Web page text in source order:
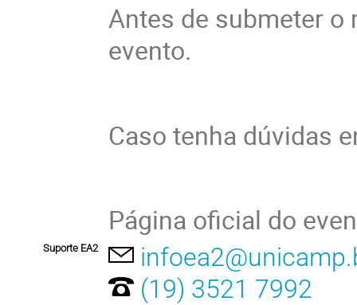
Antes de submeter
evento.
Caso tenha dúvidas
Página oficial do
Suporte EA2
(19) 3521 7992